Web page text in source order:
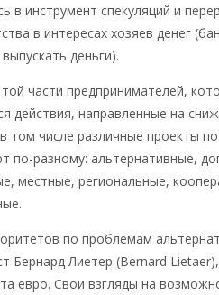
в инструмент спекуляций и
в интересах хозяев денег
деньги).
части предпринимателей,
действия, направленные на
том числе различные проекты
по-разному: альтернативные,
местные, региональные,
по проблемам
Бернард Лиетер (Bernard
евро. Свои взгляды на